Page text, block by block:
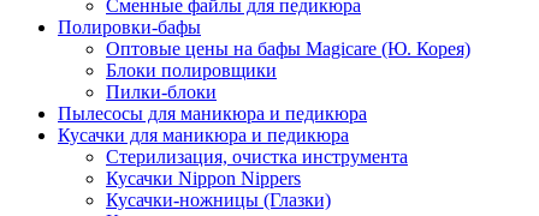
Сменные файлы для педикюра
Полировки-бафы
Оптовые цены на бафы Magicare (Ю. Корея)
Блоки полировщики
Пилки-блоки
Пылесосы для маникюра и педикюра
Кусачки для маникюра и педикюра
Стерилизация, очистка инструмента
Кусачки Nippon Nippers
Кусачки-ножницы (Глазки)